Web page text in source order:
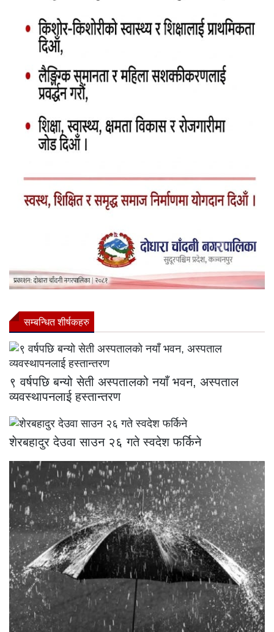
सम्बन्धित शीर्षकहरु
९ वर्षपछि बन्यो सेती अस्पतालको नयाँ भवन, अस्पताल
व्यवस्थापनलाई हस्तान्तरण
शेरबहादुर देउवा साउन २६ गते स्वदेश फर्किने